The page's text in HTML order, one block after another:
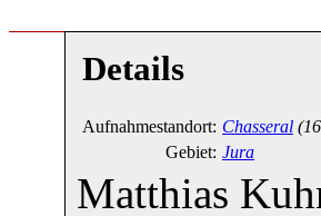
Details
Aufnahmestandort: Chasseral
Gebiet: Jura
Matthias